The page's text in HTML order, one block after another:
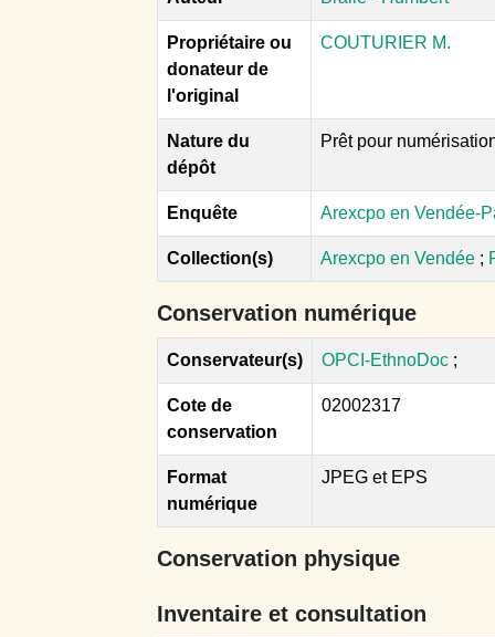
Propriétaire ou
donateur de
l'original
COUTURIER M.
Nature du
dépôt
Prêt pour
Enquête Arexcpo en Vendée-
Collection(s) Arexcpo en Vendée ;
Conservation numérique
Conservateur(s) OPCI-EthnoDoc ;
Cote de
conservation
02002317
Format
numérique
JPEG et EPS
Conservation physique
Inventaire et consultation